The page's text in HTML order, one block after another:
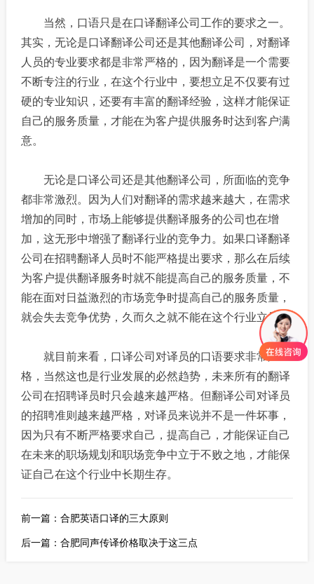
当然，口语只是在口译翻译公司工作的要求之一。
其实，无论是口译翻译公司还是其他翻译公司，对翻译
人员的专业要求都是非常严格的，因为翻译是一个需要
不断专注的行业，在这个行业中，要想立足不仅要有过
硬的专业知识，还要有丰富的翻译经验，这样才能保证
自己的服务质量，才能在为客户提供服务时达到客户满
意。
无论是口译公司还是其他翻译公司，所面临的竞争
都非常激烈。因为人们对翻译的需求越来越大，在需求
增加的同时，市场上能够提供翻译服务的公司也在增
加，这无形中增强了翻译行业的竞争力。如果口译翻译
公司在招聘翻译人员时不能严格提出要求，那么在后续
为客户提供翻译服务时就不能提高自己的服务质量，不
能在面对日益激烈的市场竞争时提高自己的服务质量，
就会失去竞争优势，久而久之就不能在这个行业立足。
就目前来看，口译公司对译员的口语要求非常严
格，当然这也是行业发展的必然趋势，未来所有的翻译
公司在招聘译员时只会越来越严格。但翻译公司对译员
的招聘准则越来越严格，对译员来说并不是一件坏事，
因为只有不断严格要求自己，提高自己，才能保证自己
在未来的职场规划和职场竞争中立于不败之地，才能保
证自己在这个行业中长期生存。
前一篇：合肥英语口译的三大原则
后一篇：合肥同声传译价格取决于这三点